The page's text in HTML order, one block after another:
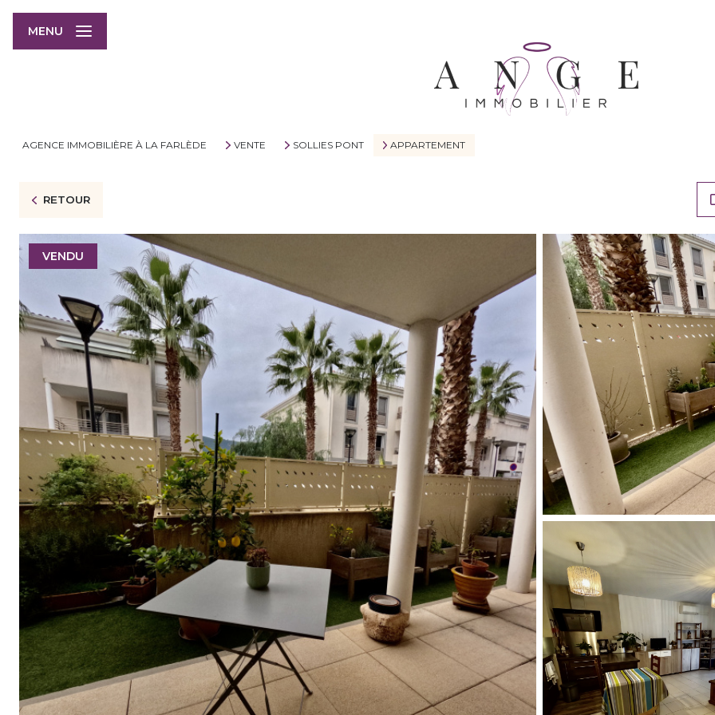
MENU
AGENCE IMMOBILIÈRE À LA FARLÈDE VENTE SOLLIES PONT APPARTEMENT
RETOUR
VENDU